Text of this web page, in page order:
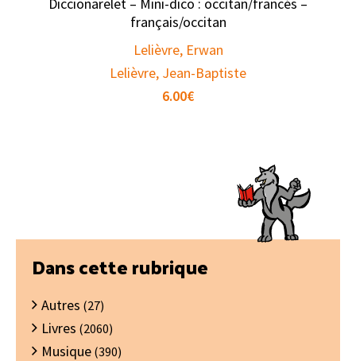
français/occitan
Lelièvre, Erwan
Lelièvre, Jean-Baptiste
6.00€
Barre
latérale
principale
Dans cette rubrique
Autres (27)
Livres (2060)
Musique (390)